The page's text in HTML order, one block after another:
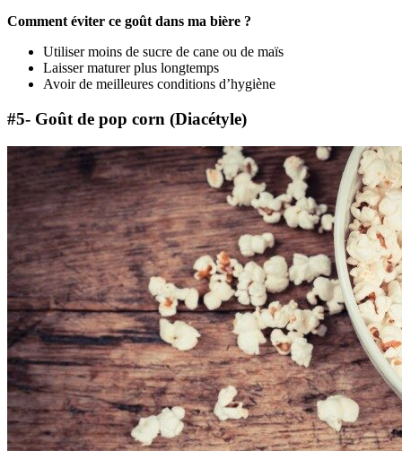
Comment éviter ce goût dans ma bière ?
Utiliser moins de sucre de cane ou de maïs
Laisser maturer plus longtemps
Avoir de meilleures conditions d’hygiène
#5- Goût de pop corn (Diacétyle)